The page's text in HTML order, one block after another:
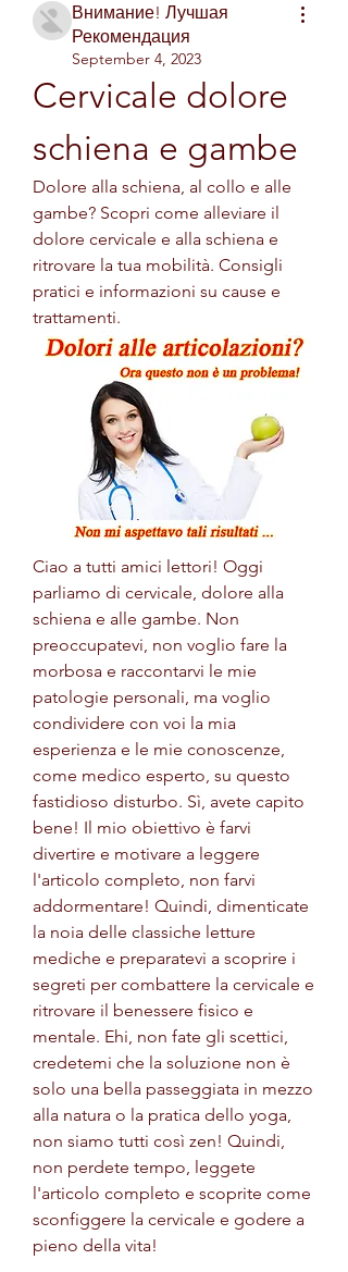
Внимание! Лучшая
Рекомендация
September 4, 2023
Cervicale dolore
schiena e gambe
Dolore alla schiena, al collo e alle
gambe? Scopri come alleviare il
dolore cervicale e alla schiena e
ritrovare la tua mobilità. Consigli
pratici e informazioni su cause e
trattamenti.
Ciao a tutti amici lettori! Oggi
parliamo di cervicale, dolore alla
schiena e alle gambe. Non
preoccupatevi, non voglio fare la
morbosa e raccontarvi le mie
patologie personali, ma voglio
condividere con voi la mia
esperienza e le mie conoscenze,
come medico esperto, su questo
fastidioso disturbo. Sì, avete capito
bene! Il mio obiettivo è farvi
divertire e motivare a leggere
l'articolo completo, non farvi
addormentare! Quindi, dimenticate
la noia delle classiche letture
mediche e preparatevi a scoprire i
segreti per combattere la cervicale e
ritrovare il benessere fisico e
mentale. Ehi, non fate gli scettici,
credetemi che la soluzione non è
solo una bella passeggiata in mezzo
alla natura o la pratica dello yoga,
non siamo tutti così zen! Quindi,
non perdete tempo, leggete
l'articolo completo e scoprite come
sconfiggere la cervicale e godere a
pieno della vita!